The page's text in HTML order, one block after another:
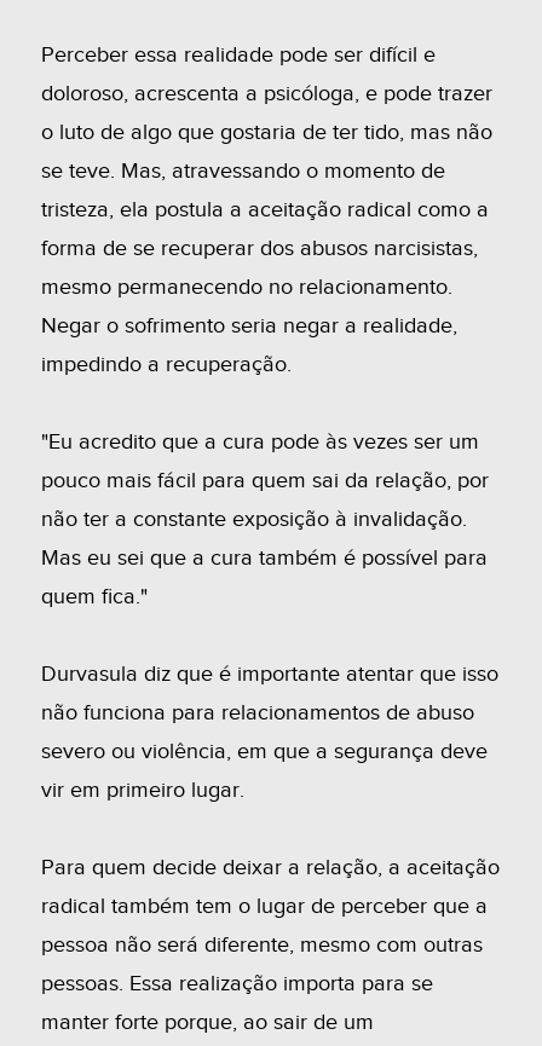
Perceber essa realidade pode ser difícil e
doloroso, acrescenta a psicóloga, e pode trazer
o luto de algo que gostaria de ter tido, mas não
se teve. Mas, atravessando o momento de
tristeza, ela postula a aceitação radical como a
forma de se recuperar dos abusos narcisistas,
mesmo permanecendo no relacionamento.
Negar o sofrimento seria negar a realidade,
impedindo a recuperação.
"Eu acredito que a cura pode às vezes ser um
pouco mais fácil para quem sai da relação, por
não ter a constante exposição à invalidação.
Mas eu sei que a cura também é possível para
quem fica."
Durvasula diz que é importante atentar que isso
não funciona para relacionamentos de abuso
severo ou violência, em que a segurança deve
vir em primeiro lugar.
Para quem decide deixar a relação, a aceitação
radical também tem o lugar de perceber que a
pessoa não será diferente, mesmo com outras
pessoas. Essa realização importa para se
manter forte porque, ao sair de um